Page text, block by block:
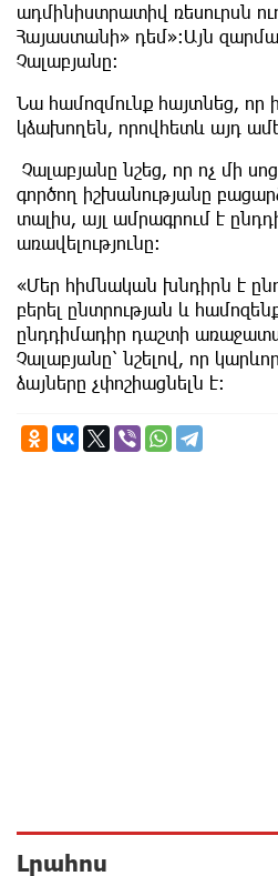
ադմինիստրատիվ ռեսուրսն
Հայաստանի» դեմ»։Այն
Չալաբյանը։
Նա համոզմունք հայտնեց, որ
կձախողեն, որովհետև այդ
Չալաբյանը նշեց, որ ոչ մի
գործող իշխանությանը
տալիս, այլ ամրագրում է
առավելությունը։
«Մեր հիմնական խնդիրն է
բերել ընտրության և
ընդդիմադիր դաշտի
Չալաբյանը՝ նշելով, որ
ձայները չփոշիացնելն է։
Լրահոս